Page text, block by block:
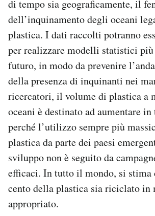
di tempo sia geograficamente, il
dell’inquinamento degli oceani
plastica. I dati raccolti potranno
per realizzare modelli statistici
futuro, in modo da prevenire
della presenza di inquinanti nei
ricercatori, il volume di plastica a
oceani è destinato ad aumentare
perché l’utilizzo sempre più
plastica da parte dei paesi
sviluppo non è seguito da
efficaci. In tutto il mondo, si stima
cento della plastica sia riciclato in
appropriato.